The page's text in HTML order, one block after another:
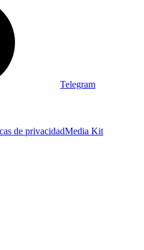
Telegram
de privacidadMedia Kit